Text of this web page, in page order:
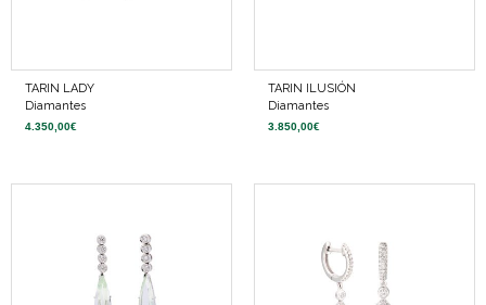
TARIN LADY
Diamantes
4.350,00€
TARIN ILUSIÓN
Diamantes
3.850,00€